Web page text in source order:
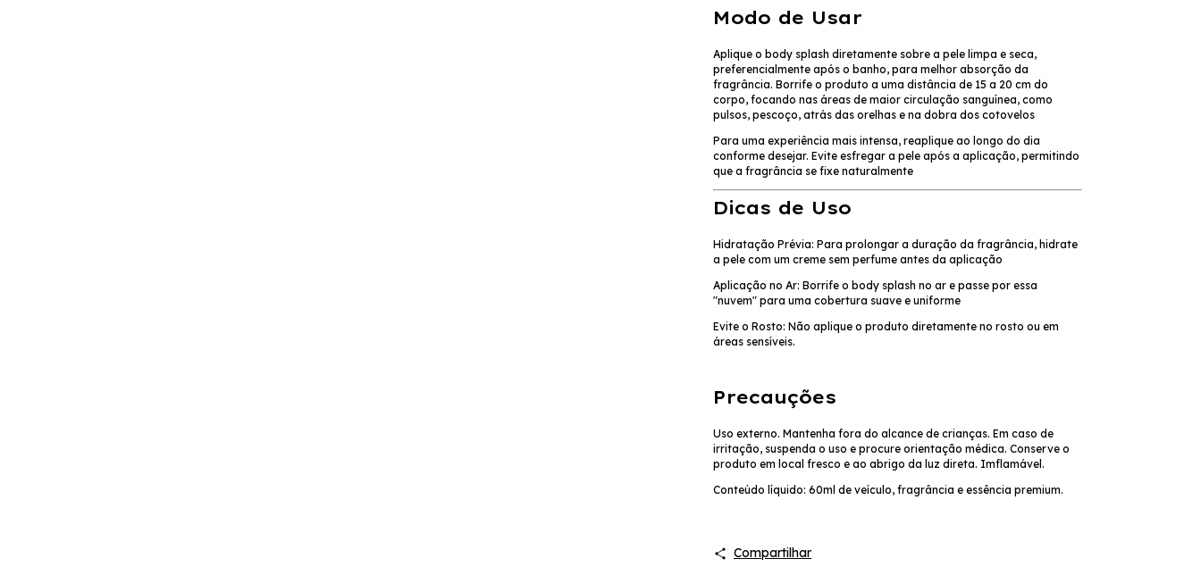
Modo de Usar
Aplique o body splash diretamente sobre a pele limpa e seca,
preferencialmente após o banho, para melhor absorção da
fragrância. Borrife o produto a uma distância de 15 a 20 cm do
corpo, focando nas áreas de maior circulação sanguínea, como
pulsos, pescoço, atrás das orelhas e na dobra dos cotovelos
Para uma experiência mais intensa, reaplique ao longo do dia
conforme desejar. Evite esfregar a pele após a aplicação, permitindo
que a fragrância se fixe naturalmente
Dicas de Uso
Hidratação Prévia: Para prolongar a duração da fragrância, hidrate
a pele com um creme sem perfume antes da aplicação
Aplicação no Ar: Borrife o body splash no ar e passe por essa
"nuvem" para uma cobertura suave e uniforme
Evite o Rosto: Não aplique o produto diretamente no rosto ou em
áreas sensíveis.
Precauções
Uso externo. Mantenha fora do alcance de crianças. Em caso de
irritação, suspenda o uso e procure orientação médica. Conserve o
produto em local fresco e ao abrigo da luz direta. Imflamável.
Conteúdo líquido: 60ml de veículo, fragrância e essência premium.
Compartilhar